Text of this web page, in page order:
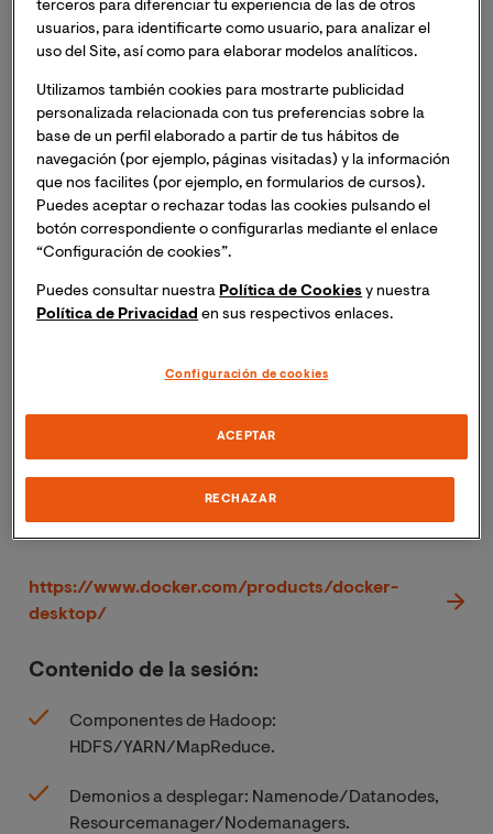
curso “Despliegue de un Cluster Hadoop mediante
contenedores Docker”.
Inscripción necesaria. El
acceder a la sesión virtual.
El curso consiste en una sesión virtual, en vivo, donde
expertos te explicarán cómo automatizar el despliegue
de un cluster Hadoop simple en un solo host usando
contenedores Docker para procesamiento Big Data.
Una metodología que puede usarse también para un
despliegue multihost o en la nube.
blackboard, en la que podrás intervenir y resolver tus
Para el desarrollo del curso, los alumnos deberán
https://www.docker.com/products/docker-
desktop/
Contenido de la sesión:
Componentes de Hadoop:
HDFS/YARN/MapReduce.
Demonios a desplegar: Namenode/Datanodes,
Resourcemanager/Nodemanagers.
terceros para diferenciar tu experiencia de las de otros
usuarios, para identificarte como usuario, para analizar el
uso del Site, así como para elaborar modelos analíticos.
Utilizamos también cookies para mostrarte publicidad
personalizada relacionada con tus preferencias sobre la
base de un perfil elaborado a partir de tus hábitos de
navegación (por ejemplo, páginas visitadas) y la información
que nos facilites (por ejemplo, en formularios de cursos).
Puedes aceptar o rechazar todas las cookies pulsando el
botón correspondiente o configurarlas mediante el enlace
“Configuración de cookies”.
Puedes consultar nuestra Política de Cookies y nuestra
Política de Privacidad en sus respectivos enlaces.
Configuración de cookies
RECHAZAR
ACEPTAR